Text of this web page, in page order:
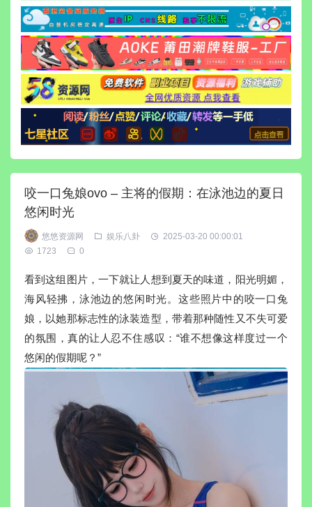
咬一口兔娘ovo – 主将的假期：在泳池边的夏日
悠闲时光
悠悠资源网 娱乐八卦
2025-03-20 00:00:01
1723
0
看到这组图片，一下就让人想到夏天的味道，阳光明媚，
海风轻拂，泳池边的悠闲时光。这些照片中的咬一口兔
娘，以她那标志性的泳装造型，带着那种随性又不失可爱
的氛围，真的让人忍不住感叹：“谁不想像这样度过一个
悠闲的假期呢？”